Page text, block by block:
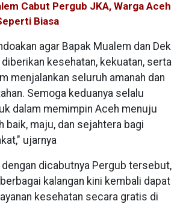
Cabut Pergub JKA, Warga Aceh
Biasa
agar Bapak Mualem dan Dek
kesehatan, kekuatan, serta
menjalankan seluruh amanah dan
Semoga keduanya selalu
dalam memimpin Aceh menuju
baik, maju, dan sejahtera bagi
ujarnya
dengan dicabutnya Pergub tersebut,
kalangan kini kembali dapat
kesehatan secara gratis di